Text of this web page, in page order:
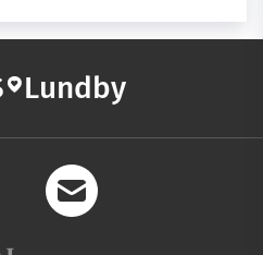
Lundby